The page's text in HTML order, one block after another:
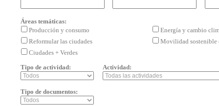
Áreas temáticas:
Producción y consumo
Energía y cambio
Reformular las ciudades
Movilidad sostenible
Ciudades + Verdes
Tipo de actividad:
Actividad:
Tipo de documentos: